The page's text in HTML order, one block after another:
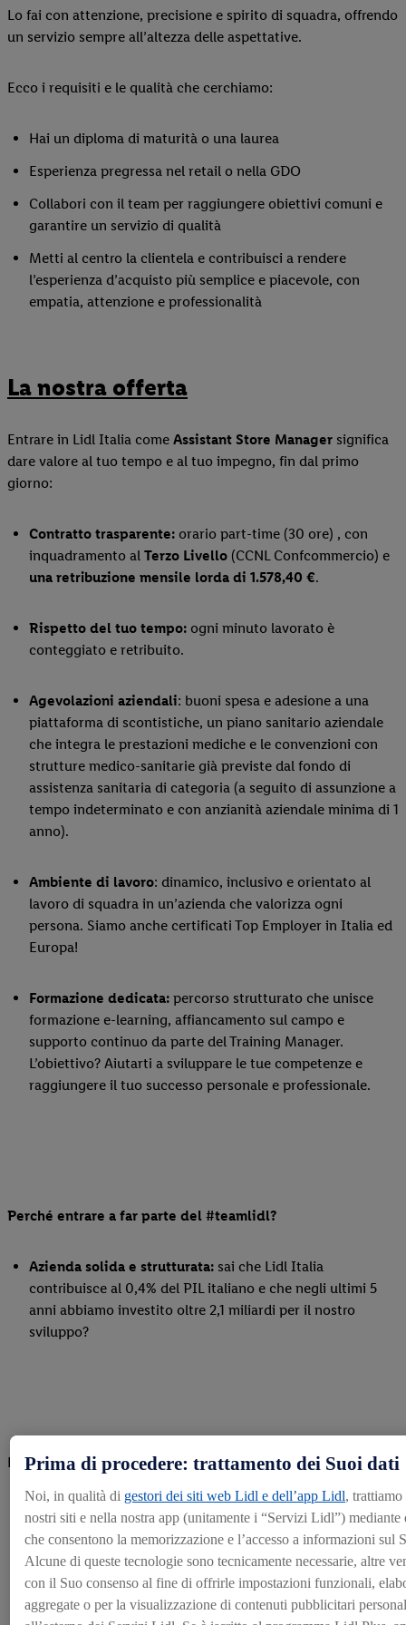
Lo fai con attenzione, precisione e spirito di squadra, offrendo
un servizio sempre all’altezza delle aspettative.
Ecco i requisiti e le qualità che cerchiamo:
Hai un diploma di maturità o una laurea
Esperienza pregressa nel retail o nella GDO
Collabori con il team per raggiungere obiettivi comuni e
garantire un servizio di qualità
Metti al centro la clientela e contribuisci a rendere
l’esperienza d’acquisto più semplice e piacevole, con
empatia, attenzione e professionalità
La nostra offerta
Entrare in Lidl Italia come Assistant Store Manager significa
dare valore al tuo tempo e al tuo impegno, fin dal primo
giorno:
Contratto trasparente: orario part-time (30 ore) , con
inquadramento al Terzo Livello (CCNL Confcommercio) e
una retribuzione mensile lorda di 1.578,40 €.
Rispetto del tuo tempo: ogni minuto lavorato è
conteggiato e retribuito.
Agevolazioni aziendali: buoni spesa e adesione a una
piattaforma di scontistiche, un piano sanitario aziendale
che integra le prestazioni mediche e le convenzioni con
strutture medico-sanitarie già previste dal fondo di
assistenza sanitaria di categoria (a seguito di assunzione a
tempo indeterminato e con anzianità aziendale minima di 1
anno).
Ambiente di lavoro: dinamico, inclusivo e orientato al
lavoro di squadra in un’azienda che valorizza ogni
persona. Siamo anche certificati Top Employer in Italia ed
Europa!
Formazione dedicata: percorso strutturato che unisce
formazione e-learning, affiancamento sul campo e
supporto continuo da parte del Training Manager.
L’obiettivo? Aiutarti a sviluppare le tue competenze e
raggiungere il tuo successo personale e professionale.
Perché entrare a far parte del #teamlidl?
Azienda solida e strutturata: sai che Lidl Italia
contribuisce al 0,4% del PIL italiano e che negli ultimi 5
anni abbiamo investito oltre 2,1 miliardi per il nostro
sviluppo?
L’obiettivo per il 2030 è raggiungere i 1.000 Punti Vendita.
Concrete possibilità di sviluppo e carriera:garantite da
un processo annuale di Talent Management, attraverso il
quale vengono valutate costantemente le performance
Prima di procedere: trattamento dei Suoi dati
Noi, in qualità di gestori dei siti web Lidl e dell’app Lidl,
nostri siti e nella nostra app (unitamente i “Servizi Lidl”) mediante
che consentono la memorizzazione e l’accesso a informazioni sul
Alcune di queste tecnologie sono tecnicamente necessarie, altre
con il Suo consenso al fine di offrirle impostazioni funzionali,
aggregate o per la visualizzazione di contenuti pubblicitari